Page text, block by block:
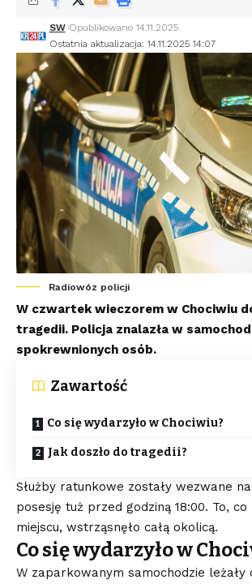
Ostatnia aktualizacja: 14.11.2025 14:07
SW Opublikowano 14.11.2025
Radiowóz policji
W czwartek wieczorem w Chociwiu
tragedii. Policja znalazła w
spokrewnionych osób.
Zawartość
Co się wydarzyło w Chociwiu?
Jak doszło do tragedii?
Służby ratunkowe zostały wezwane
posesję tuż przed godziną 18:00. To,
miejscu, wstrząsnęło całą okolicą.
Co się wydarzyło w
W zaparkowanym samochodzie leżały